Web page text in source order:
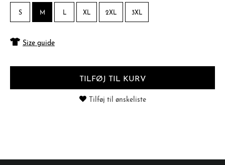
S M L XL 2XL 3XL
Size guide
TILFØJ TIL KURV
Tilføj til ønskeliste